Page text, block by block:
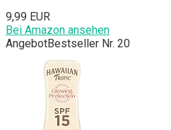
9,99 EUR
Bei Amazon ansehen
AngebotBestseller Nr. 20